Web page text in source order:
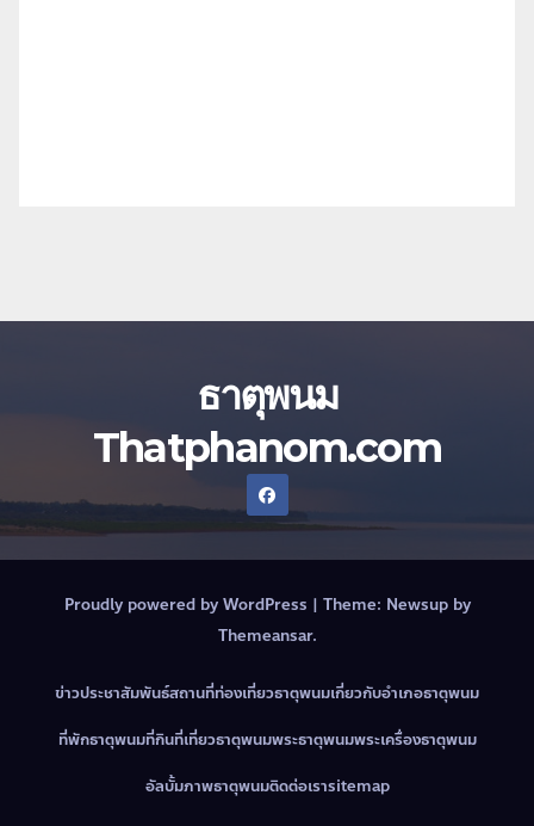
ธาตุพนม
Thatphanom.com
Proudly powered by WordPress | Theme: Newsupby
Themeansar.
ข่าวประชาสัมพันธ์สถานที่ท่องเที่ยวธาตุพนมเกี่ยวกับอำเภอธาตุพนม
ที่พักธาตุพนมที่กินที่เที่ยวธาตุพนมพระธาตุพนมพระเครื่องธาตุพนม
อัลบั้มภาพธาตุพนมติดต่อเราsitemap